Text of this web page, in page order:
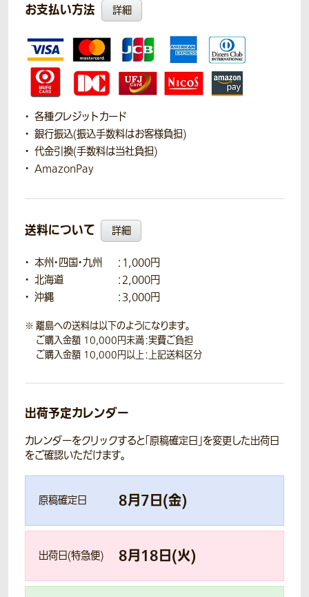
お支払い方法 詳細
各種クレジットカード
銀行振込(振込手数料はお客様負担)
代金引換(手数料は当社負担)
AmazonPay
送料について 詳細
本州・四国・九州
：1,000円
北海道
：2,000円
沖縄
：3,000円
離島への送料は以下のようになります。
ご購入金額 10,000円未満：実費ご負担
ご購入金額 10,000円以上：上記送料区分
出荷予定カレンダー
カレンダーをクリックすると「原稿確定日」を変更した出荷日
をご確認いただけます。
原稿確定日 8月7日(金)
出荷日(特急便) 8月18日(火)